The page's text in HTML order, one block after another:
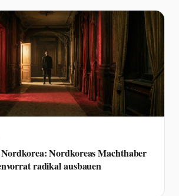
Nordkoreas Machthaber
radikal ausbauen